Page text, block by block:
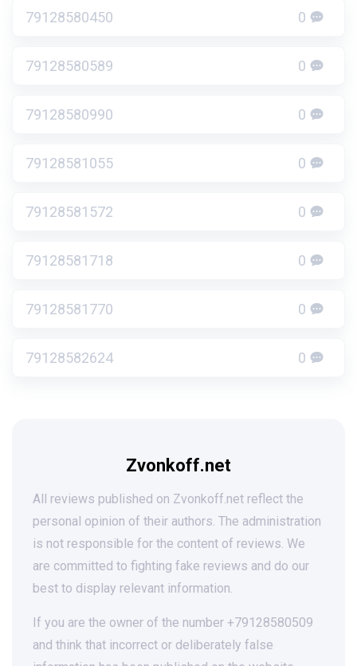
79128580450 0
79128580589 0
79128580990 0
79128581055 0
79128581572 0
79128581718 0
79128581770 0
79128582624 0
Zvonkoff.net
All reviews published on Zvonkoff.net reflect the
personal opinion of their authors. The administration
is not responsible for the content of reviews. We
are committed to fighting fake reviews and do our
best to display relevant information.
If you are the owner of the number +79128580509
and think that incorrect or deliberately false